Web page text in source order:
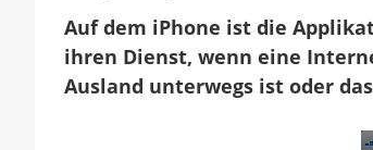
Auf dem iPhone ist die
ihren Dienst, wenn eine
Ausland unterwegs ist oder